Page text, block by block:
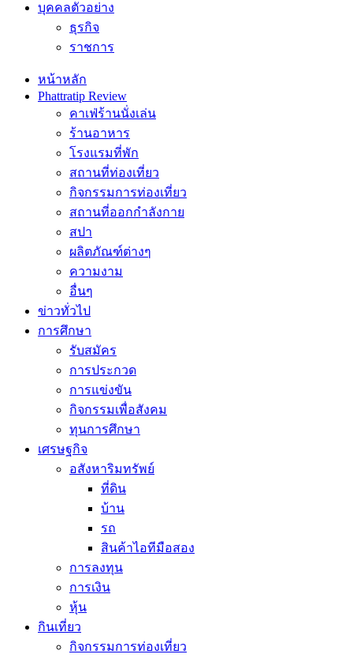
บุคคลตัวอย่าง
ธุรกิจ
ราชการ
หน้าหลัก
Phattratip Review
คาเฟ่ร้านนั่งเล่น
ร้านอาหาร
โรงแรมที่พัก
สถานที่ท่องเที่ยว
กิจกรรมการท่องเที่ยว
สถานที่ออกกำลังกาย
สปา
ผลิตภัณฑ์ต่างๆ
ความงาม
อื่นๆ
ข่าวทั่วไป
การศึกษา
รับสมัคร
การประกวด
การแข่งขัน
กิจกรรมเพื่อสังคม
ทุนการศึกษา
เศรษฐกิจ
อสังหาริมทรัพย์
ที่ดิน
บ้าน
รถ
สินค้าไอทีมือสอง
การลงทุน
การเงิน
หุ้น
กินเที่ยว
กิจกรรมการท่องเที่ยว